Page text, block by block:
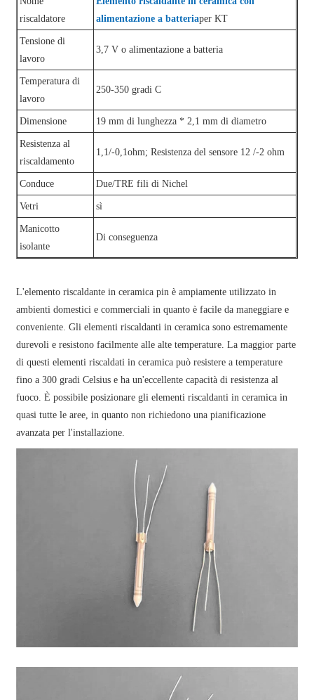
riscaldatore
alimentazione a batteriaper KT
Tensione di
lavoro
3,7 V o alimentazione a batteria
Temperatura di
lavoro
250-350 gradi C
Dimensione 19 mm di lunghezza * 2,1 mm di diametro
Resistenza al
riscaldamento
1,1/-0,1ohm; Resistenza del sensore 12 /-2 ohm
Conduce Due/TRE fili di Nichel
Vetri sì
Manicotto
isolante
Di conseguenza
L'elemento riscaldante in ceramica pin è ampiamente utilizzato in
ambienti domestici e commerciali in quanto è facile da maneggiare e
conveniente. Gli elementi riscaldanti in ceramica sono estremamente
durevoli e resistono facilmente alle alte temperature. La maggior parte
di questi elementi riscaldati in ceramica può resistere a temperature
fino a 300 gradi Celsius e ha un'eccellente capacità di resistenza al
fuoco. È possibile posizionare gli elementi riscaldanti in ceramica in
quasi tutte le aree, in quanto non richiedono una pianificazione
avanzata per l'installazione.